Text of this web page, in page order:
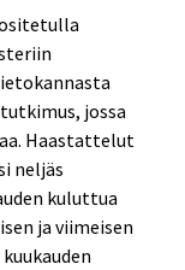
jossa
Haastattelut
neljäs
kuluttua
ja viimeisen